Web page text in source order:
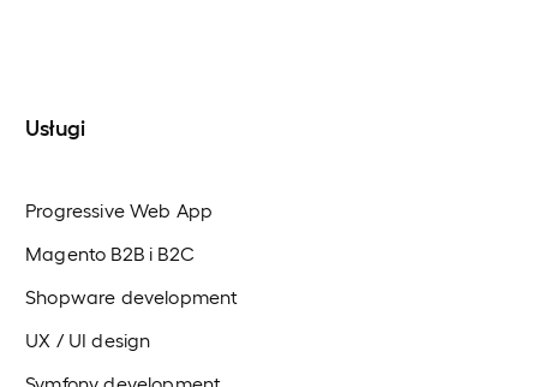
Usługi
Progressive Web App
Magento B2B i B2C
Shopware development
UX / UI design